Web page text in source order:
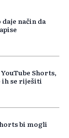
način da
Shorts,
ih se riješiti
bi mogli